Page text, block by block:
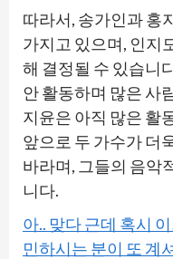
따라서, 송가인과 홍
가지고 있으며, 인지
해 결정될 수 있습니
안 활동하며 많은 사
지윤은 아직 많은 활
앞으로 두 가수가 더
바라며, 그들의 음악
니다.
아.. 맞다 근데 혹시
민하시는 분이 또 계